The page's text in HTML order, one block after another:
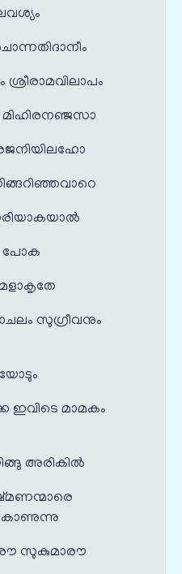
ശ്രീരാമവിലാപം
പോക
സുഗ്രീവനും
ഇവിടെ മാമകം
അരികിൽ
കാണുന്നു
സുകുമാരൗ